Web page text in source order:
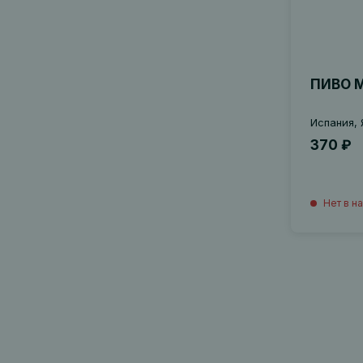
ПИВО
Испания,
370 ₽
Нет в